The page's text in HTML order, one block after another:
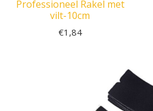
Professioneel Rakel met
vilt-10cm
€1,84